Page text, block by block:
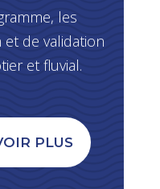
les
de validation
et fluvial.
PLUS